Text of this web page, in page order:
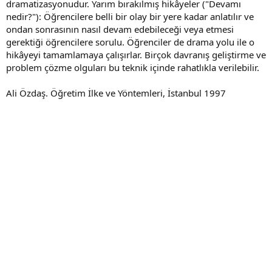
dramatizasyonudur. Yarım bırakılmış hikâyeler ("Devamı
nedir?"): Öğrencilere belli bir olay bir yere kadar anlatılır ve
ondan sonrasının nasıl devam edebileceği veya etmesi
gerektiği öğrencilere sorulu. Öğrenciler de drama yolu ile o
hikâyeyi tamamlamaya çalışırlar. Birçok davranış geliştirme ve
problem çözme olguları bu teknik içinde rahatlıkla verilebilir.
Ali Özdaş. Öğretim İlke ve Yöntemleri, İstanbul 1997